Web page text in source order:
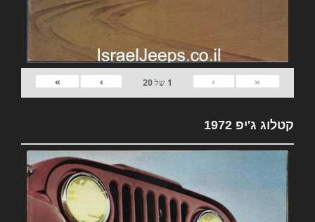
«
‹
1 של20
›
»
קטלוג ג'יפ 1972